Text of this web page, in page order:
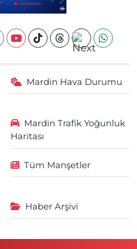
Mardin Hava Durumu
Mardin Trafik Yoğunluk
Haritası
Tüm Manşetler
Haber Arşivi